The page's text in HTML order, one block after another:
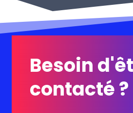
Besoin
contacté ?